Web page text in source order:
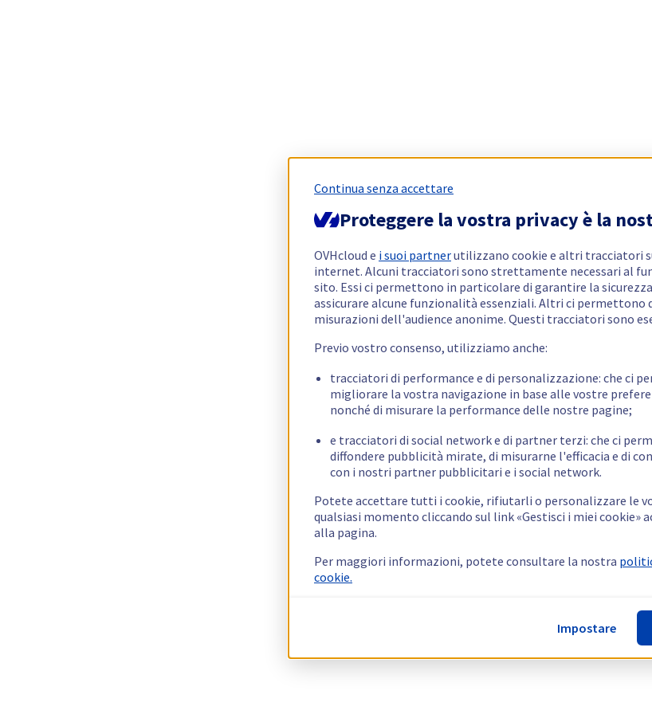
Continua senza accettare
Proteggere la vostra privacy è la
OVHcloud e i suoi partnerutilizzano cookie e altri tracciatori
internet. Alcuni tracciatori sono strettamente necessari al
sito. Essi ci permettono in particolare di garantire la
assicurare alcune funzionalità essenziali. Altri ci permettono
misurazioni dell'audience anonime. Questi tracciatori sono
Previo vostro consenso, utilizziamo anche:
tracciatori di performance e di personalizzazione: che ci
migliorare la vostra navigazione in base alle vostre
nonché di misurare la performance delle nostre pagine;
e tracciatori di social network e di partner terzi: che ci
diffondere pubblicità mirate, di misurarne l'efficacia e di
con i nostri partner pubblicitari e i social network.
Potete accettare tutti i cookie, rifiutarli o personalizzare le
qualsiasi momento cliccando sul link «Gestisci i miei cookie»
alla pagina.
Per maggiori informazioni, potete consultare la nostra
cookie.
Impostare